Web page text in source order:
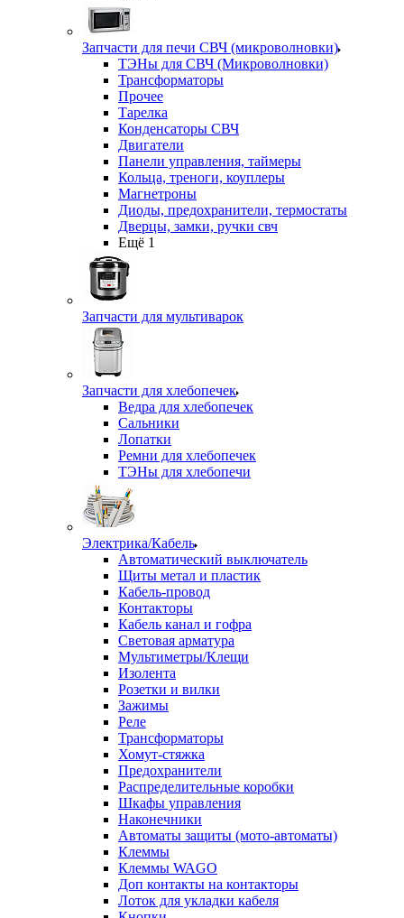
Запчасти для печи СВЧ (микроволновки)
ТЭНы для СВЧ (Микроволновки)
Трансформаторы
Прочее
Тарелка
Конденсаторы СВЧ
Двигатели
Панели управления, таймеры
Кольца, треноги, коуплеры
Магнетроны
Диоды, предохранители, термостаты
Дверцы, замки, ручки свч
Ещё 1
Запчасти для мультиварок
Запчасти для хлебопечек
Ведра для хлебопечек
Сальники
Лопатки
Ремни для хлебопечек
ТЭНы для хлебопечи
Электрика/Кабель
Автоматический выключатель
Щиты метал и пластик
Кабель-провод
Контакторы
Кабель канал и гофра
Световая арматура
Мультиметры/Клещи
Изолента
Розетки и вилки
Зажимы
Реле
Трансформаторы
Хомут-стяжка
Предохранители
Распределительные коробки
Шкафы управления
Наконечники
Автоматы защиты (мото-автоматы)
Клеммы
Клеммы WAGO
Доп контакты на контакторы
Лоток для укладки кабеля